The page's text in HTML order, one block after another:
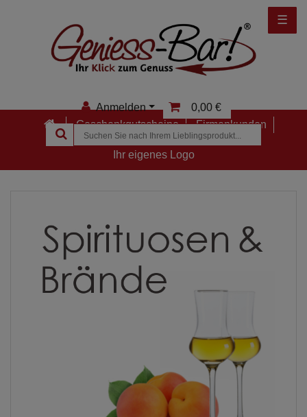
Anmelden
Anmelden
0,00 €
Geschenkgutscheine
Firmenkunden
Ihr eigenes Logo
☰